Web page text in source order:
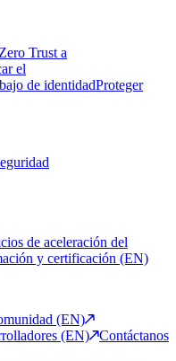
Zero Trust a
el
de identidadProteger
de aceleración del
y certificación (EN)
(EN)
(EN) Contáctanos